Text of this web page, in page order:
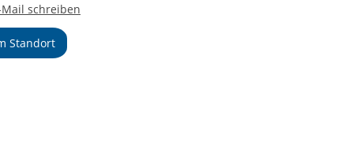
Mail an Freiwilligendienste München
Mail schreiben
Standort